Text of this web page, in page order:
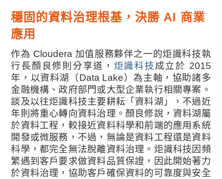
穩固的資料治理根基，決勝 AI 商業
應用
作為 Cloudera 加值服務夥伴之一的炬識科技執
行長顏良修則分享道， 炬識科技成立於 2015
年，以資料湖（Data Lake）為主軸，協助諸多
金融機構、政府部門或大型企業執行相關專案。
談及以往炬識科技主要耕耘「資料湖」，不過近
年則將重心轉向資料治理。顏良修說，資料湖屬
於資料工程，較接近資料科學和前端的應用系統
開發或微服務，不過，無論是資料工程還是資料
科學，都完全無法脫離資料治理。炬識科技因頻
繁遇到客戶要求做資料品質保證，因此開始著力
於資料治理，協助客戶確保資料的可靠度與安全